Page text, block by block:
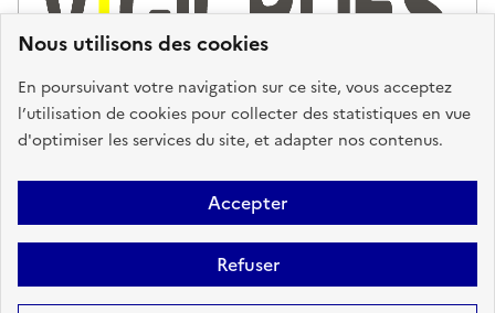
Nous utilisons des cookies
En poursuivant votre navigation sur ce site, vous acceptez
l’utilisation de cookies pour collecter des statistiques en vue
d'optimiser les services du site, et adapter nos contenus.
Accepter
Refuser
Plan du site Accessibilité : partiellement conforme
Mentions
Légales
Données personnelles Gestion des cookies
FAQ